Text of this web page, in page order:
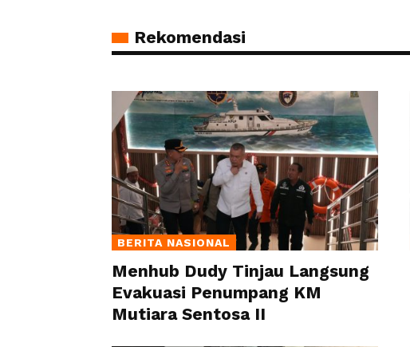
Rekomendasi
BERITA NASIONAL
Menhub Dudy Tinjau Langsung
Evakuasi Penumpang KM
Mutiara Sentosa II